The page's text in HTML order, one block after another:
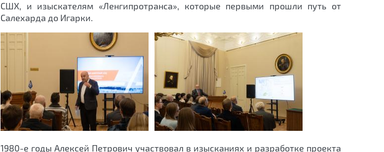
СШХ, и изыскателям «Ленгипротранса», которые первыми прошли путь от
Салехарда до Игарки.
1980-е годы Алексей Петрович участвовал в изысканиях и разработке проекта